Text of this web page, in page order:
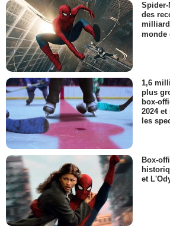
Spider-
des
monde
1,6
plus
box-
2024
les
Box-
et